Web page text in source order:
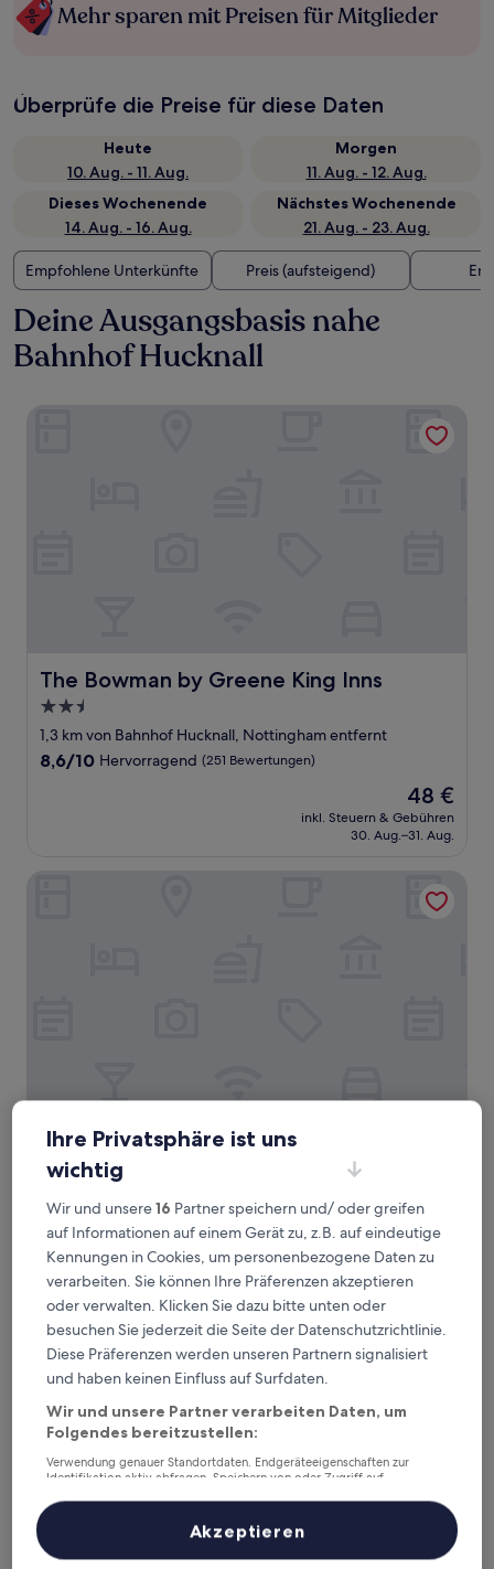
Mehr sparen mit Preisen für Mitglieder
Überprüfe die Preise für diese Daten
Heute
10. Aug. - 11. Aug.
Morgen
11. Aug. - 12. Aug.
Dieses Wochenende
14. Aug. - 16. Aug.
Nächstes Wochenende
21. Aug. - 23. Aug.
Empfohlene Unterkünfte Preis (aufsteigend)
Deine Ausgangsbasis nahe
Bahnhof Hucknall
The Bowman by Greene King Inns
The Bowman by Greene King Inns
2.5-
Sterne-
Unterkunft
1,3 km von Bahnhof Hucknall, Nottingham entfernt
8.6
8,6/10 Hervorragend (251 Bewertungen)
Der
Preis
beträgt
48 €
inkl. Steuern & Gebühren
30. Aug.–31. Aug.
The Station Hotel
The Station Hotel
2.5-
Unterkunft
0,1 km von Bahnhof Hucknall, Nottingham entfernt
von
10,
Gut,
(118
Bewertungen)
7,4/10 Gut (118 Bewertungen)
Der
Preis
69 €
inkl. Steuern & Gebühren
11. Aug.–12. Aug.
mour Hotel
Ihre Privatsphäre ist uns
wichtig
Wir und unsere16 Partner speichern und/ oder greifen
auf Informationen auf einem Gerät zu, z.B. auf eindeutige
Kennungen in Cookies, um personenbezogene Daten zu
verarbeiten. Sie können Ihre Präferenzen akzeptieren
oder verwalten. Klicken Sie dazu bitte unten oder
besuchen Sie jederzeit die Seite der Datenschutzrichtlinie.
Diese Präferenzen werden unseren Partnern signalisiert
und haben keinen Einfluss auf Surfdaten.
Wir und unsere Partner verarbeiten Daten, um
Folgendes bereitzustellen:
Verwendung genauer Standortdaten. Endgeräteeigenschaften zur
Identifikation aktiv abfragen. Speichern von oder Zugriff auf
Inhalte, Messung von Werbeleistung und der Performance von Inhalten,
Zielgruppenforschung sowie Entwicklung und Verbesserung von
Liste der Partner (Lieferanten)
Akzeptieren